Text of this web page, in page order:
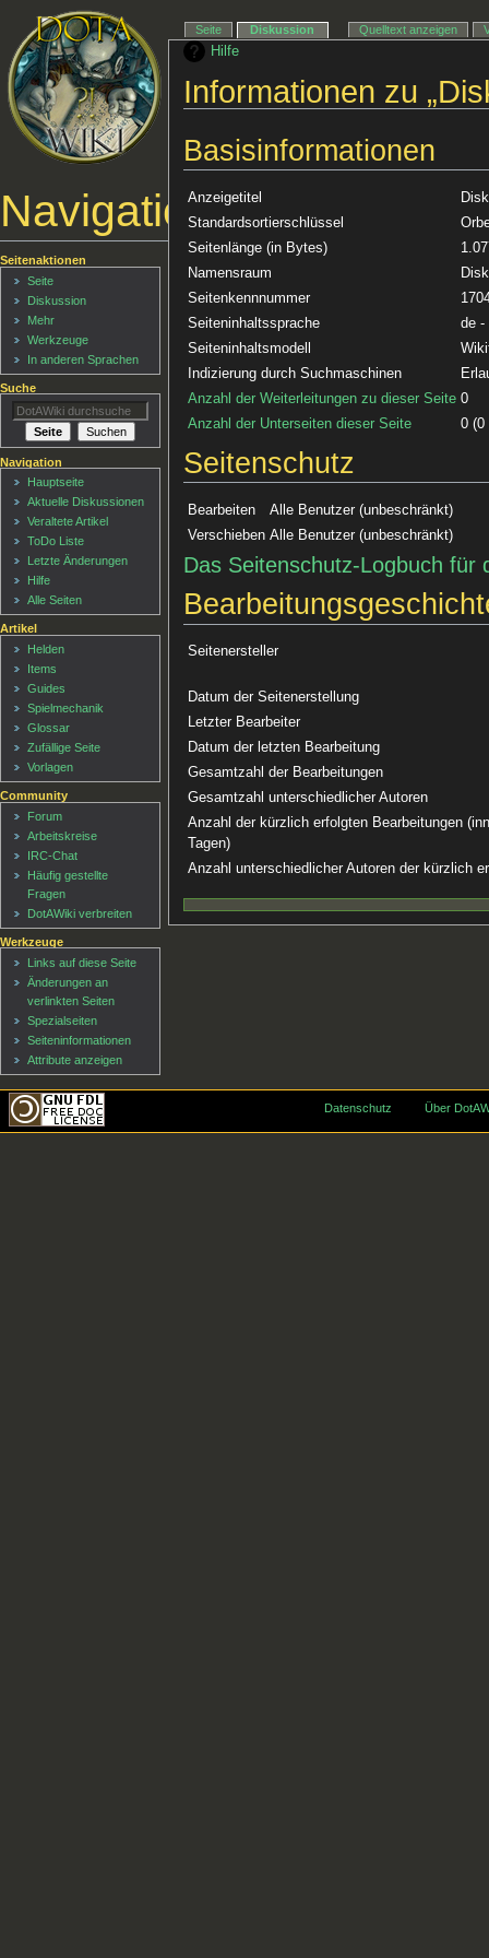
Hilfe
Informationen zu
Basisinformationen
Anzeigetitel
Standardsortierschlüssel
Seitenlänge (in Bytes)
Namensraum
Seitenkennnummer
Seiteninhaltssprache
de -
Seiteninhaltsmodell
Indizierung durch Suchmaschinen
Anzahl der Weiterleitungen zu dieser Seite 0
Anzahl der Unterseiten dieser Seite
0 (0
Seitenschutz
Bearbeiten
Alle Benutzer (unbeschränkt)
Verschieben Alle Benutzer (unbeschränkt)
Das Seitenschutz-Logbuch für
Seitenersteller
Datum der Seitenerstellung
Letzter Bearbeiter
Datum der letzten Bearbeitung
Gesamtzahl der Bearbeitungen
Gesamtzahl unterschiedlicher Autoren
Anzahl der kürzlich erfolgten Bearbeitungen
Tagen)
Anzahl unterschiedlicher Autoren der kürzlich
Navigationsmenü
Seite Diskussion Quelltext anzeigen
Seitenaktionen
Seite
Diskussion
Mehr
Werkzeuge
In anderen Sprachen
Suche
Navigation
Hauptseite
Aktuelle Diskussionen
Veraltete Artikel
ToDo Liste
Letzte Änderungen
Hilfe
Alle Seiten
Artikel
Helden
Items
Guides
Spielmechanik
Glossar
Zufällige Seite
Vorlagen
Community
Forum
Arbeitskreise
IRC-Chat
Häufig gestellte
Fragen
DotAWiki verbreiten
Werkzeuge
Links auf diese Seite
Änderungen an
verlinkten Seiten
Spezialseiten
Seiten­informationen
Attribute anzeigen
Datenschutz Über